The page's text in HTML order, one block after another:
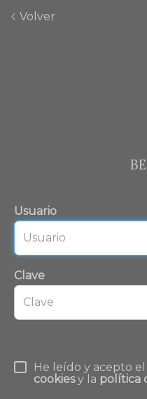
Volver
Usuario
Clave
He leído y acepto el
cookiesy la política